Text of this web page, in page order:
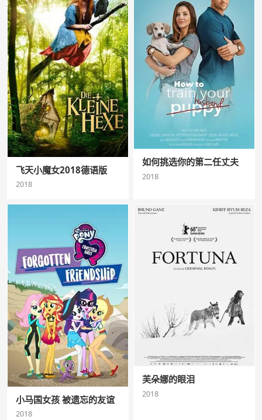
飞天小魔女2018德语版
2018
如何挑选你的第二任丈夫
2018
小马国女孩 被遗忘的友谊
2018
芙朵娜的眼泪
2018